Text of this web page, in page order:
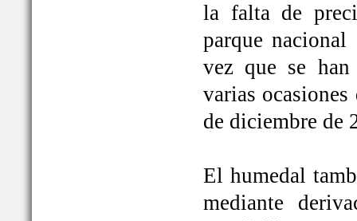
la falta de
parque
vez que se
varias
de diciembre de
El humedal
mediante